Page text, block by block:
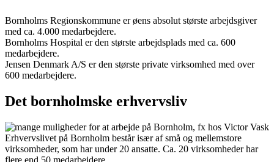
Bornholms Regionskommune er øens absolut største arbejdsgiver
med ca. 4.000 medarbejdere.
Bornholms Hospital er den største arbejdsplads med ca. 600
medarbejdere.
Jensen Denmark A/S er den største private virksomhed med over
600 medarbejdere.
Det bornholmske erhvervsliv
Erhvervslivet på Bornholm består især af små og mellemstore
virksomheder, som har under 20 ansatte. Ca. 20 virksomheder har
flere end 50 medarbejdere.